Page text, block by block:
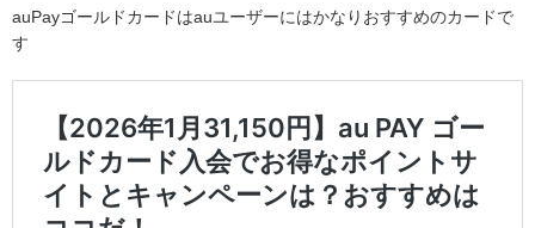
auPayゴールドカードはauユーザーにはかなりおすすめのカードで
す